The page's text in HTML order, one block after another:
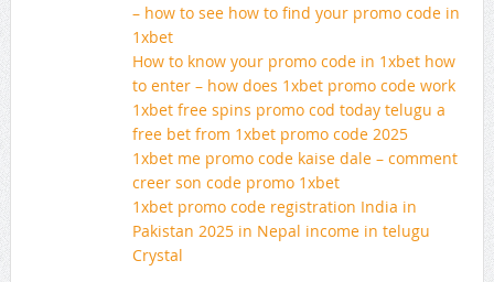
– how to see how to find your promo code in
1xbet
How to know your promo code in 1xbet how
to enter – how does 1xbet promo code work
1xbet free spins promo cod today telugu a
free bet from 1xbet promo code 2025
1xbet me promo code kaise dale – comment
creer son code promo 1xbet
1xbet promo code registration India in
Pakistan 2025 in Nepal income in telugu
Crystal